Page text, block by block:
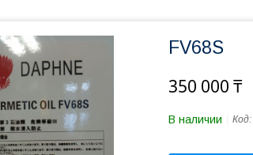
FV68S
350 000 ₸
В наличии Код: